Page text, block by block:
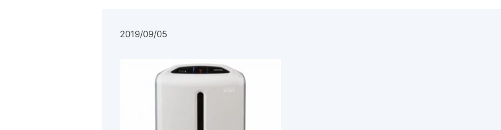
2019/09/05